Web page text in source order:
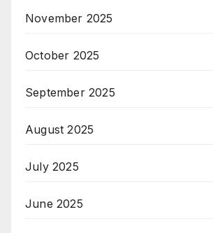
November 2025
October 2025
September 2025
August 2025
July 2025
June 2025